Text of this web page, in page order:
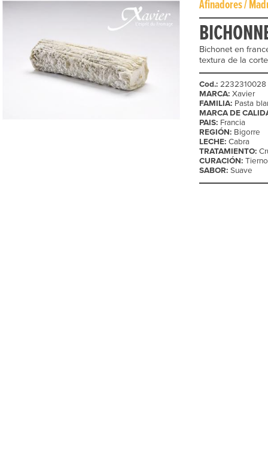
Afinadores /
Bichonet en
textura de la
Cod.:2232310028
MARCA:Xavier
FAMILIA:Pasta
MARCA DE
PAIS:Francia
REGIÓN:Bigorre
LECHE:Cabra
TRATAMIENTO:
CURACIÓN:Tierno
SABOR:Suave